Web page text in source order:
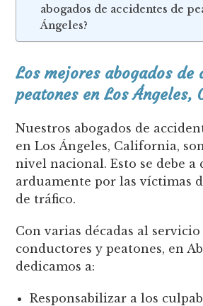
abogados de accidentes de
Ángeles?
Los mejores abogados de
peatones en Los Ángeles,
Nuestros abogados de
en Los Ángeles, California,
nivel nacional. Esto se debe a
arduamente por las víctimas
de tráfico.
Con varias décadas al
conductores y peatones, en
dedicamos a:
Responsabilizar a los